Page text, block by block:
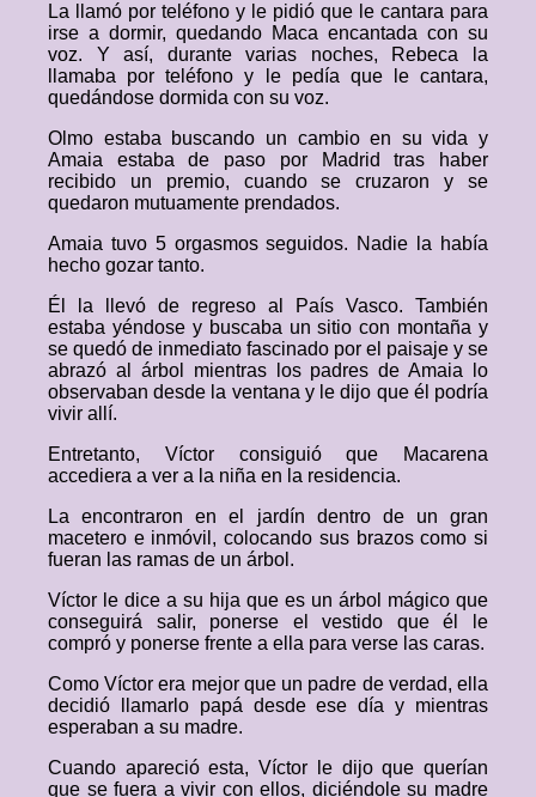
La llamó por teléfono y le pidió que le cantara para
irse a dormir, quedando Maca encantada con su
voz. Y así, durante varias noches, Rebeca la
llamaba por teléfono y le pedía que le cantara,
quedándose dormida con su voz.
Olmo estaba buscando un cambio en su vida y
Amaia estaba de paso por Madrid tras haber
recibido un premio, cuando se cruzaron y se
quedaron mutuamente prendados.
Amaia tuvo 5 orgasmos seguidos. Nadie la había
hecho gozar tanto.
Él la llevó de regreso al País Vasco. También
estaba yéndose y buscaba un sitio con montaña y
se quedó de inmediato fascinado por el paisaje y se
abrazó al árbol mientras los padres de Amaia lo
observaban desde la ventana y le dijo que él podría
vivir allí.
Entretanto, Víctor consiguió que Macarena
accediera a ver a la niña en la residencia.
La encontraron en el jardín dentro de un gran
macetero e inmóvil, colocando sus brazos como si
fueran las ramas de un árbol.
Víctor le dice a su hija que es un árbol mágico que
conseguirá salir, ponerse el vestido que él le
compró y ponerse frente a ella para verse las caras.
Como Víctor era mejor que un padre de verdad, ella
decidió llamarlo papá desde ese día y mientras
esperaban a su madre.
Cuando apareció esta, Víctor le dijo que querían
que se fuera a vivir con ellos, diciéndole su madre